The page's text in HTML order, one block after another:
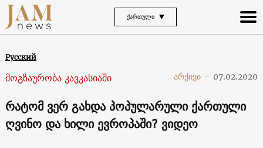
ᲥᲐᲠᲗᲣᲚᲘ
Русский
მოგზაურობა კავკასიაში არქივი - 07.02.2020
რატომ ვერ გახდა პოპულარული ქართული
ღვინო და ხილი ევროპაში? ვიდეო